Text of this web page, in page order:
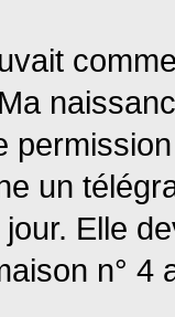
un
jour. Elle
n° 4